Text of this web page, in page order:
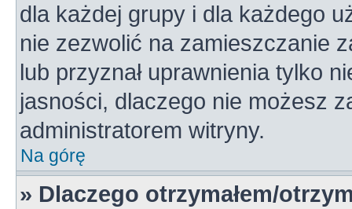
dla każdej grupy i dla każdego
nie zezwolić na zamieszczanie
lub przyznał uprawnienia tylko
jasności, dlaczego nie możesz
administratorem witryny.
Na górę
» Dlaczego otrzymałem/